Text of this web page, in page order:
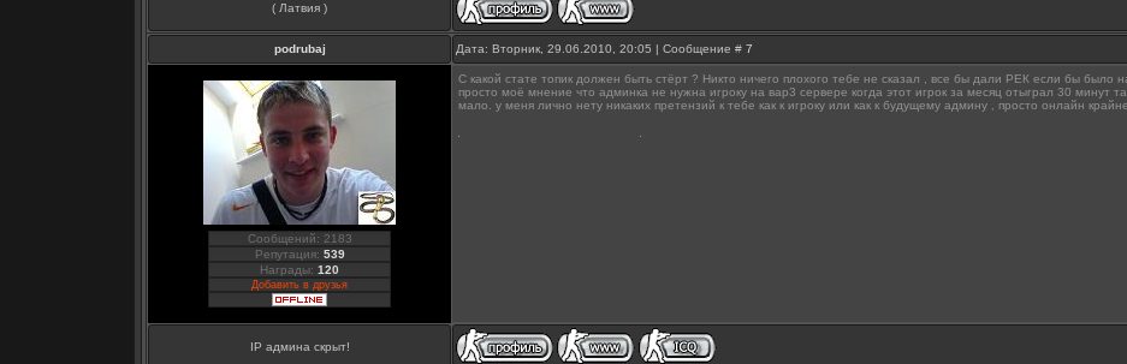
( Латвия )
podrubaj Дата: Вторник, 29.06.2010, 20:05 | Сообщение # 7
Сообщений: 2183
Репутация: 539
Награды: 120
Добавить в друзья
С какой стате топик должен быть стёрт ? Никто ничего плохого тебе не сказал , все бы дали РЕК если бы было
просто моё мнение что админка не нужна игроку на вар3 сервере когда этот игрок за месяц отыграл 30 минут
мало. у меня лично нету никаких претензий к тебе как к игроку или как к будущему админу , просто онлайн
IP админа скрыт!